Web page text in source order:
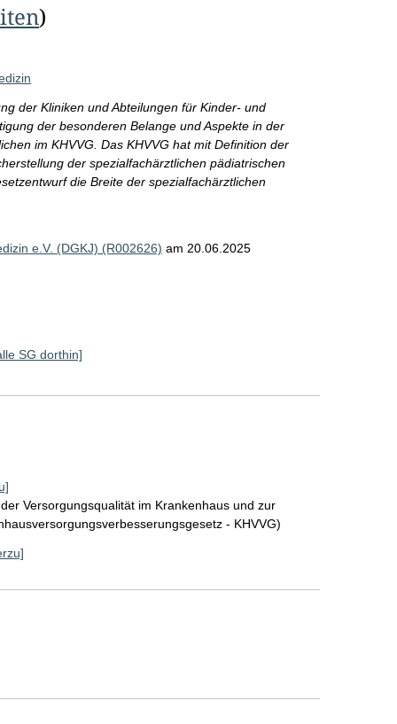
)
der Kliniken und Abteilungen für Kinder- und
der besonderen Belange und Aspekte in der
im KHVVG. Das KHVVG hat mit Definition der
der spezialfachärztlichen pädiatrischen
die Breite der spezialfachärztlichen
e.V. (DGKJ) (R002626) am 20.06.2025
SG dorthin]
Versorgungsqualität im Krankenhaus und zur
- KHVVG)